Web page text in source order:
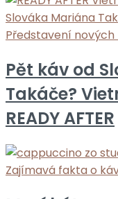
Představení nových
Pět káv od
Takáče?
READY AFTER
Zajímavá fakta o